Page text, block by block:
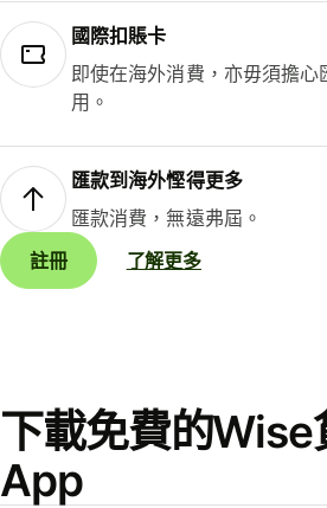
國際扣賬卡
即使在海外消費，亦毋須擔心
用。
匯款到海外慳得更多
匯款消費，無遠弗屆。
註冊
了解更多
下載免費的Wise
App